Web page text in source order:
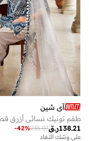
آي شين
ر.ق138.21
235.07
-42%
على وشك النفاد